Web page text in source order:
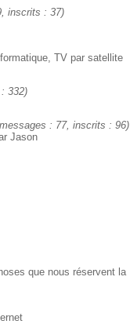
inscrits : 37)
TV par satellite
332)
: 77, inscrits : 96)
Jason
que nous réservent la